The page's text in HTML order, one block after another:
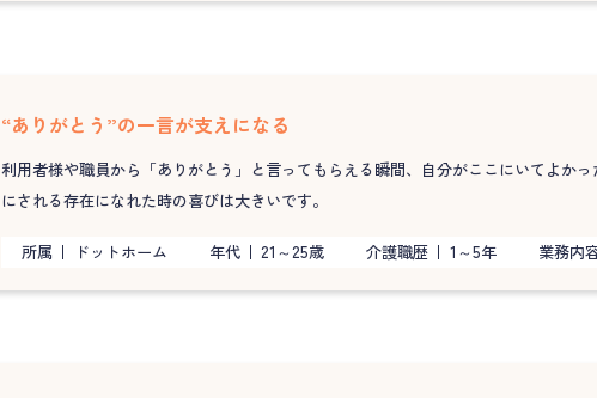
“ありがとう”の一言が支えになる
利用者様や職員から「ありがとう」と言ってもらえる瞬間、自分がここにいてよかっ
にされる存在になれた時の喜びは大きいです。
所属 ドットホーム 年代 21～25歳 介護職歴 1～5年 業務内